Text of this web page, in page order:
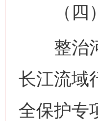
（四）
整治河
长江流域
全保护专